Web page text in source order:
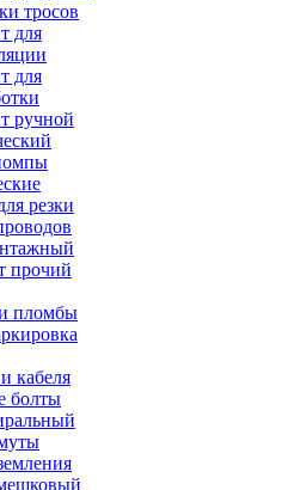
тросов
для
для
ручной
резки
прочий
пломбы
кабеля
болты